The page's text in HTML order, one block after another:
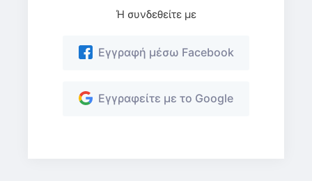
Ή συνδεθείτε με
Εγγραφή μέσω Facebook
Εγγραφείτε με το Google